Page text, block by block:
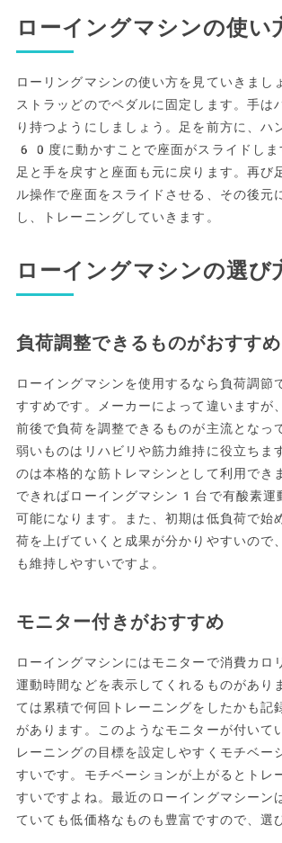
ローイングマシンの使い
ローリングマシンの使い方を見ていきまし
ストラッどのでペダルに固定します。手は
り持つようにしましょう。足を前方に、ハ
60度に動かすことで座面がスライドしま
足と手を戻すと座面も元に戻ります。再び
ル操作で座面をスライドさせる、その後元
し、トレーニングしていきます。
ローイングマシンの選び
負荷調整できるものがおすすめ
ローイングマシンを使用するなら負荷調節
すすめです。メーカーによって違います
前後で負荷を調整できるものが主流となっ
弱いものはリハビリや筋力維持に役立ちま
のは本格的な筋トレマシンとして利用でき
できればローイングマシン1台で有酸素運
可能になります。また、初期は低負荷で始
荷を上げていくと成果が分かりやすいので
も維持しやすいですよ。
モニター付きがおすすめ
ローイングマシンにはモニターで消費カロ
運動時間などを表示してくれるものがあり
ては累積で何回トレーニングをしたかも記
があります。このようなモニターが付いて
レーニングの目標を設定しやすくモチベー
すいです。モチベーションが上がるとトレ
すいですよね。最近のローイングマシーン
ていても低価格なものも豊富ですので、選